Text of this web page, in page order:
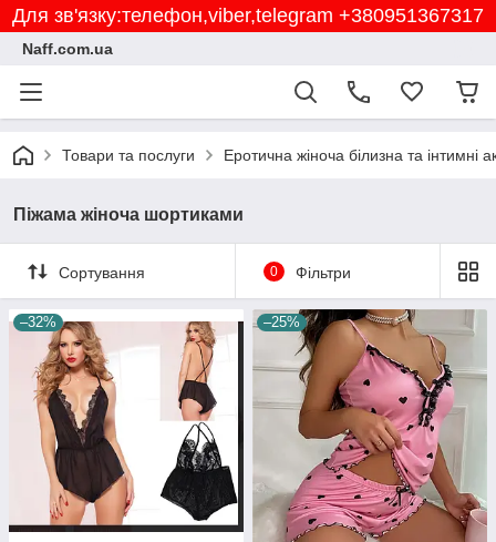
Для зв'язку:телефон,viber,telegram +380951367317
Naff.com.ua
Товари та послуги Еротична жіноча білизна та інтимні
Піжама жіноча шортиками
Сортування 0 Фільтри
–32% –25%